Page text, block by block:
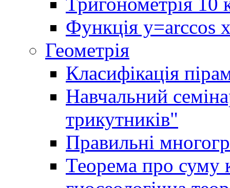
Функція y=arccos x
Геометрія
Класифікація
Навчальний
трикутників"
Правильні
Теорема про суму